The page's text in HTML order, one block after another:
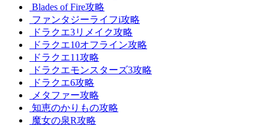
Blades of Fire攻略
ファンタジーライフi攻略
ドラクエ3リメイク攻略
ドラクエ10オフライン攻略
ドラクエ11攻略
ドラクエモンスターズ3攻略
ドラクエ6攻略
メタファー攻略
知恵のかりもの攻略
魔女の泉R攻略